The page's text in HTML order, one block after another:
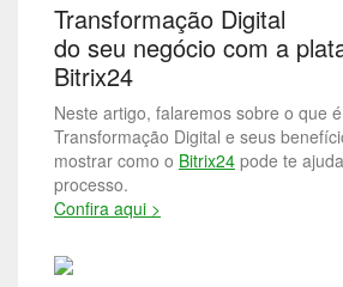
Transformação Digital
do seu negócio com a
Bitrix24
Neste artigo, falaremos sobre o que
Transformação Digital e seus
mostrar como o Bitrix24 pode te
processo.
Confira aqui >